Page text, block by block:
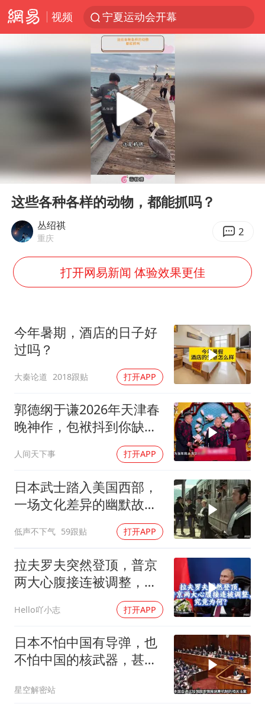
视频
宁夏运动会开幕
新疆优化调整景区内自驾服务费
情侣平潭拍日出坠崖1死1伤
老挝国会主席赛宋蓬逝世
黄金牛市回来了吗
杭州全市有序停课
全民健身事业高质量发展
几元成本的AI广告导致千万市值蒸发
《欢迎来龙餐馆》口碑
乐享全民健身 共筑健康中国
Play
00:00 02:16
这些各种各样的动物，都能抓吗？
丛绍祺
重庆 2
打开网易新闻 体验效果更佳
今年暑期，酒店的日子好
过吗？
大秦论道 2018跟贴 打开APP
郭德纲于谦2026年天津春
晚神作，包袱抖到你缺氧
人间天下事 打开APP
日本武士踏入美国西部，
一场文化差异的幽默故事
低声不下气 59跟贴 打开APP
拉夫罗夫突然登顶，普京
两大心腹接连被调整，究
Hello吖小志 打开APP
日本不怕中国有导弹，也
不怕中国的核武器，甚至
星空解密站